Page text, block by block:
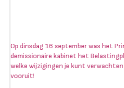
Op dinsdag 16 september was het
demissionaire kabinet het
welke wijzigingen je kunt
vooruit!